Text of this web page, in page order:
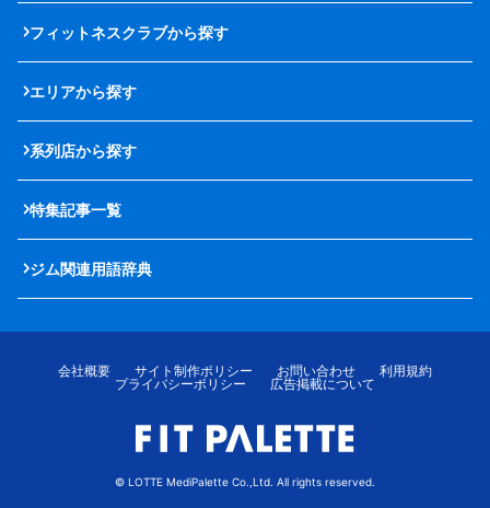
フィットネスクラブから探す
エリアから探す
系列店から探す
特集記事一覧
ジム関連用語辞典
会社概要 サイト制作ポリシー お問い合わせ
利用規約
プライバシーポリシー
広告掲載について
© LOTTE MediPalette Co.,Ltd. All rights reserved.